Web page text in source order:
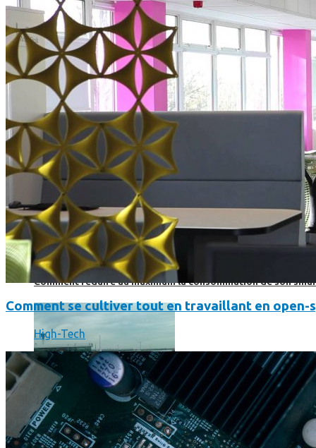
Même hors-ligne votre smartphone peut vous aider en
Comment réduire au maximum la consommation de son
Comment se cultiver tout en travaillant en open-
High-Tech